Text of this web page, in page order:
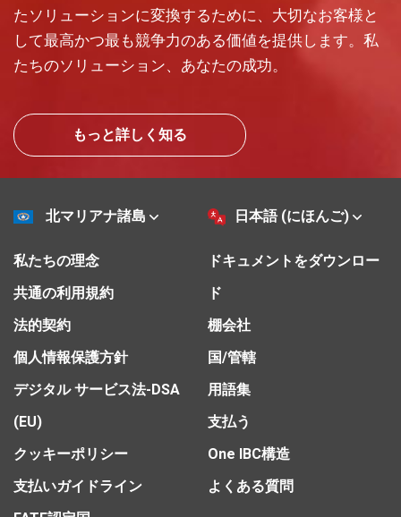
たソリューションに変換するために、大切なお客様と
して最高かつ最も競争力のある価値を提供します。私
たちのソリューション、あなたの成功。
もっと詳しく知る
北マリアナ諸島 日本語 (にほんご)
私たちの理念
共通の利用規約
法的契約
個人情報保護方針
デジタル サービス法-DSA
(EU)
クッキーポリシー
支払いガイドライン
ドキュメントをダウンロー
ド
棚会社
国/管轄
用語集
支払う
One IBC構造
よくある質問